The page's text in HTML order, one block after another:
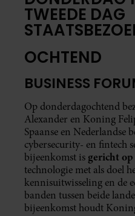
TWEEDE DAG
OCHTEND
BUSINESS
Op donderdagochtend
Alexander en Koning
Spaanse en Nederlandse
cybersecurity- en fintech
bijeenkomst is gericht
technologie met als doel
kennisuitwisseling en de
banden tussen beide
bijeenkomst houdt